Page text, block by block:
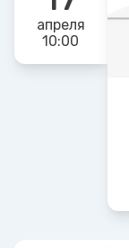
апреля
10:00